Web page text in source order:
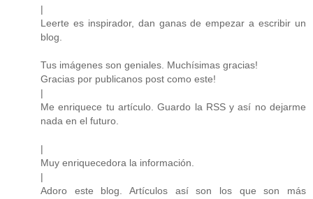
|
Leerte es inspirador, dan ganas de empezar a escribir un
blog.
Tus imágenes son geniales. Muchísimas gracias!
Gracias por publicanos post como este!
|
Me enriquece tu artículo. Guardo la RSS y así no dejarme
nada en el futuro.
|
Muy enriquecedora la información.
|
Adoro este blog. Artículos así son los que son más